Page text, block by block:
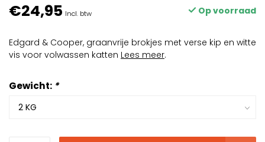
€24,95 Incl. btw Op voorraad
Edgard & Cooper, graanvrije brokjes met verse kip en witte
vis voor volwassen katten Lees meer.
Gewicht: *